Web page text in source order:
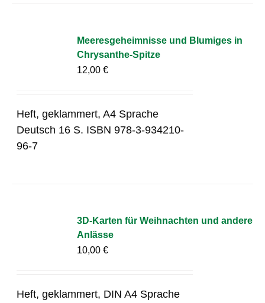
Meeresgeheimnisse und Blumiges in
Chrysanthe-Spitze
12,00€
Heft, geklammert, A4 Sprache
Deutsch 16 S. ISBN 978-3-934210-
96-7
3D-Karten für Weihnachten und andere
Anlässe
10,00€
Heft, geklammert, DIN A4 Sprache